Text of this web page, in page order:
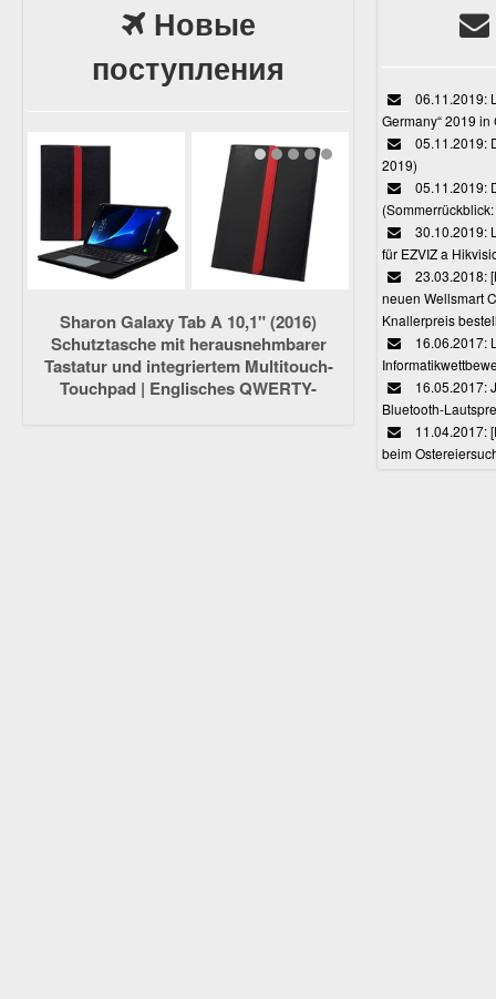
Новые
поступления
Sharon Galaxy Tab A 10,1" (2016)
Schutztasche mit herausnehmbarer
Tastatur und integriertem Multitouch-
Touchpad | Englisches QWERTY-
06.11.2019:
Germany“ 2019
05.11.2019:
2019)
05.11.2019:
30.10.2019:
für EZVIZ a
23.03.2018:
neuen Wellsmart
Knallerpreis
16.06.2017:
16.05.2017:
Bluetooth-
11.04.2017:
beim